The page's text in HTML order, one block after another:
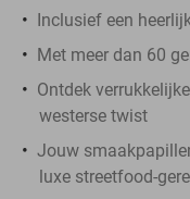
Inclusief een
Met meer dan 60
Ontdek
westerse twist
Jouw
luxe streetfood-